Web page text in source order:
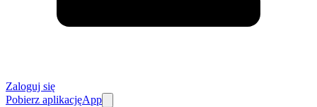
Zaloguj się
Pobierz aplikacjęApp